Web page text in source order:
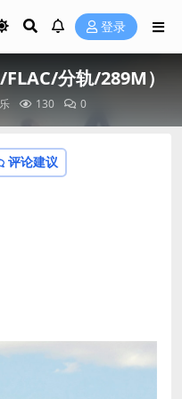
登录
分轨/289M）
130 0
评论建议